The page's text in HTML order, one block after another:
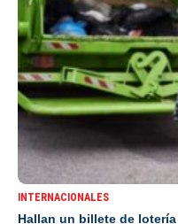
INTERNACIONALES
Hallan un billete de